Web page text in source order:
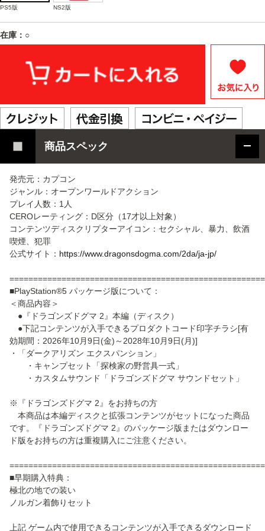
PS5版 NS2版
在庫：○
商品スペック
発売元：カプコン
ジャンル：オープンワールドアクション
プレイ人数：1人
CEROレーティング：D区分（17才以上対象）
コンテンツディスクリプターアイコン：セクシャル、暴力、飲酒
喫煙、犯罪
公式サイト： https://www.dragonsdogma.com/2da/ja-jp/
■PlayStation®5 パッケージ版について：
＜商品内容＞
●『ドラゴンズドグマ 2』本編（ディスク）
●下記コンテンツが入手できるプロダクトコード印字チラシ[有
効期間：2026年10月9日(金)～2028年10月9日(月)]
・「ダークアリズン エクスパンション」
・キャンプセット「探検家の野営具一式」
・カスタムサウンド「ドラゴンズドグマ サウンドセット」
※『ドラゴンズドグマ 2』をお持ちの方
本商品は本編ディスクと拡張コンテンツがセットになった商品
です。『ドラゴンズドグマ 2』のパッケージ版またはダウンロー
ド版をお持ちの方は重複購入にご注意ください。
■早期購入特典：
極北の地での装い
ノルガン着飾りセット
上記 ゲーム内で使用できるコンテンツが入手できるダウンロード